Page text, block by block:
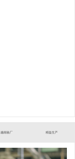
越南验厂 精益生产